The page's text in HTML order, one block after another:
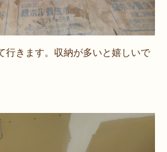
行きます。収納が多いと嬉しいで